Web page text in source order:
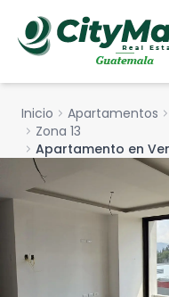
Inicio chevron_right Apartamentos chevron_right
chevron_right Zona 13
chevron_right Apartamento en